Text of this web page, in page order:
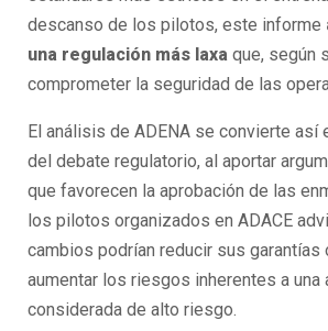
descanso de los pilotos, este informe
una regulación más laxa que, según
comprometer la seguridad de las
El análisis de ADENA se convierte así
del debate regulatorio, al aportar
que favorecen la aprobación de las
los pilotos organizados en ADACE
cambios podrían reducir sus garantías
aumentar los riesgos inherentes a una
considerada de alto riesgo.